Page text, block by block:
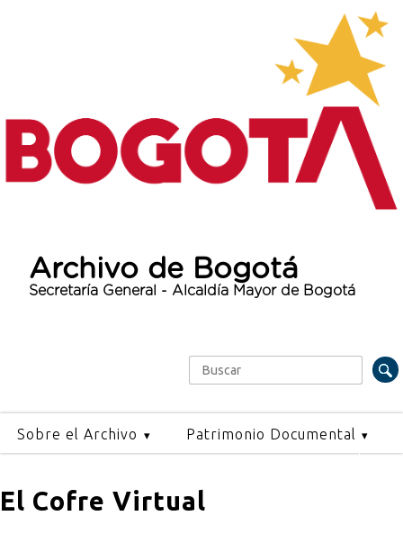
Archivo de Bogotá
Secretaría General - Alcaldía Mayor de Bogotá
Formulario de búsqueda
Buscar
Sobre el Archivo Patrimonio Documental
El Cofre Virtual